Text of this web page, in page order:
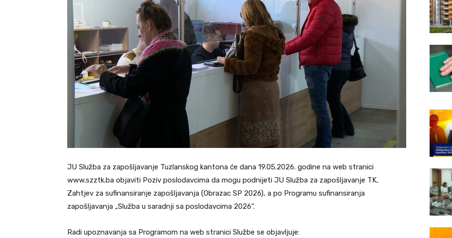
JU Služba za zapošljavanje Tuzlanskog kantona će dana 19.05.2026. godine na web stranici
www.szztk.ba objaviti Poziv poslodavcima da mogu podnijeti JU Služba za zapošljavanje TK,
Zahtjev za sufinansiranje zapošljavanja (Obrazac SP 2026), a po Programu sufinansiranja
zapošljavanja „Služba u saradnji sa poslodavcima 2026“.
Radi upoznavanja sa Programom na web stranici Službe se objavljuje: